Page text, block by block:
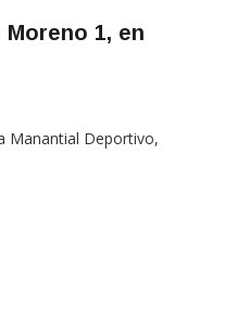
1, en
Manantial Deportivo,